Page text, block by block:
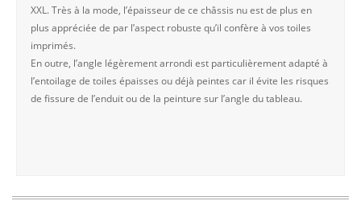
XXL. Très à la mode, l’épaisseur de ce châssis nu est de plus en
plus appréciée de par l’aspect robuste qu’il confère à vos toiles
imprimés.
En outre, l’angle légèrement arrondi est particulièrement adapté à
l’entoilage de toiles épaisses ou déjà peintes car il évite les risques
de fissure de l’enduit ou de la peinture sur l’angle du tableau.